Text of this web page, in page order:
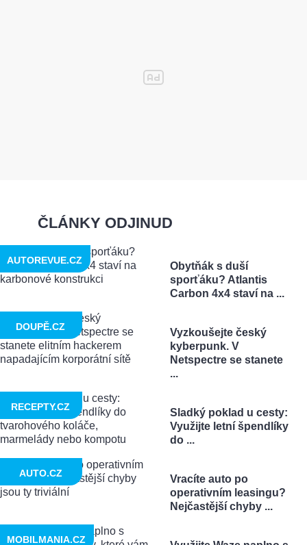
ČLÁNKY ODJINUD
Obytňák s duší
sporťáku? Atlantis
Carbon 4x4 staví na ...
AUTOREVUE.CZ
Vyzkoušejte český
kyberpunk. V
Netspectre se stanete
...
DOUPĚ.CZ
Sladký poklad u cesty:
Využijte letní špendlíky
do ...
RECEPTY.CZ
Vracíte auto po
operativním leasingu?
Nejčastější chyby ...
AUTO.CZ
MOBILMANIA.CZ